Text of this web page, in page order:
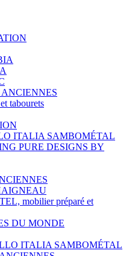
ANCIENNES
tabourets
ITALIA SAMBOMÉTAL
PURE DESIGNS BY
mobilier préparé et
DU MONDE
ITALIA SAMBOMÉTAL